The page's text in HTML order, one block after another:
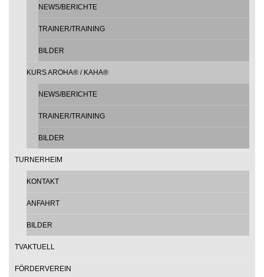
NEWS/BERICHTE
TRAINER/TRAINING
BILDER
KURS AROHA® / KAHA®
NEWS/BERICHTE
TRAINER/TRAINING
BILDER
TURNERHEIM
KONTAKT
ANFAHRT
BILDER
TVAKTUELL
FÖRDERVEREIN